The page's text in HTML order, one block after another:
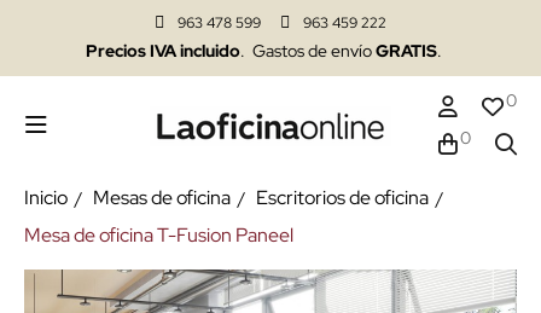
963 478 599 963 459 222
Precios IVA incluido. Gastos de envíoGRATIS.
0
0
Inicio Mesas de oficina
Escritorios de oficina
Mesa de oficina T-Fusion Paneel